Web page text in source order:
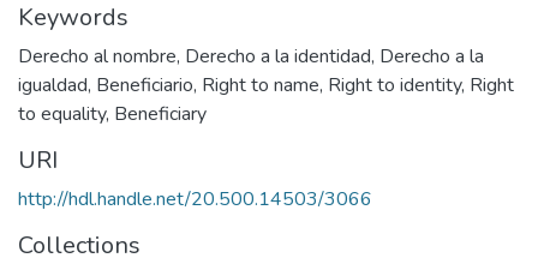
Keywords
Derecho al nombre, Derecho a la identidad, Derecho a la
igualdad, Beneficiario, Right to name, Right to identity, Right
to equality, Beneficiary
URI
http://hdl.handle.net/20.500.14503/3066
Collections